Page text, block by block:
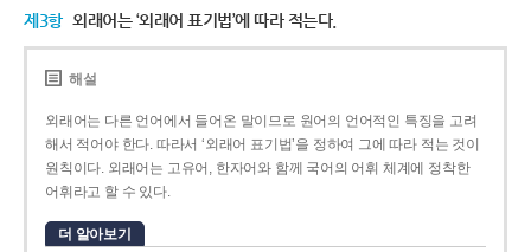
제3항 외래어는 ‘외래어 표기법’에 따라 적는다.
해설
외래어는 다른 언어에서 들어온 말이므로 원어의 언어적인 특징을 고려
해서 적어야 한다. 따라서 ‘외래어 표기법’을 정하여 그에 따라 적는 것이
원칙이다. 외래어는 고유어, 한자어와 함께 국어의 어휘 체계에 정착한
어휘라고 할 수 있다.
더 알아보기